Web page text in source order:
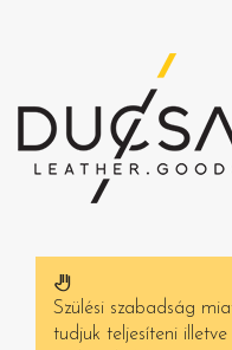
Szülési szabadság
tudjuk teljesíteni